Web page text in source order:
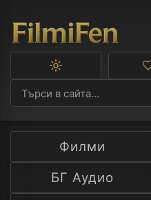
Превключване
тъмна
тема
Филми
БГ Аудио